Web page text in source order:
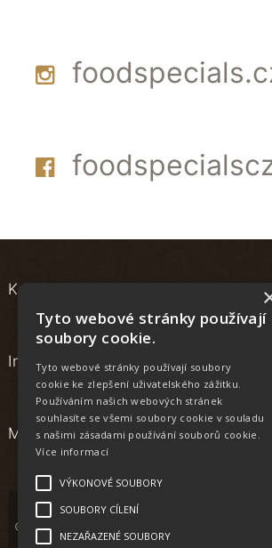
Kontakt
Informace
Můj účet
© Copyright | All Rights Reserved |
Tyto webové stránky používají
soubory cookie.
Tyto webové stránky používají soubory
cookie ke zlepšení uživatelského zážitku.
Používáním našich webových stránek
souhlasíte se všemi soubory cookie v souladu
s našimi zásadami používání souborů cookie.
Více informací
VÝKONOVÉ SOUBORY
SOUBORY CÍLENÍ
NEZAŘAZENÉ SOUBORY